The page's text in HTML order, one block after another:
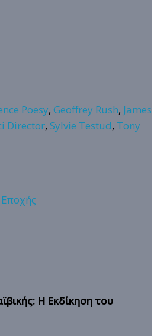
Poesy, Geoffrey Rush, James
Director, Sylvie Testud, Tony
Εποχής
Η Εκδίκηση του